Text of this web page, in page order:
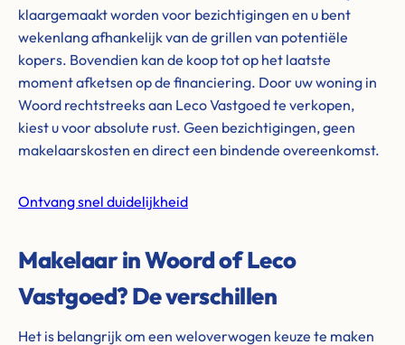
klaargemaakt worden voor bezichtigingen en u bent
wekenlang afhankelijk van de grillen van potentiële
kopers. Bovendien kan de koop tot op het laatste
moment afketsen op de financiering. Door uw woning in
Woord rechtstreeks aan Leco Vastgoed te verkopen,
kiest u voor absolute rust. Geen bezichtigingen, geen
makelaarskosten en direct een bindende overeenkomst.
Ontvang snel duidelijkheid
Makelaar in Woord of Leco
Vastgoed? De verschillen
Het is belangrijk om een weloverwogen keuze te maken